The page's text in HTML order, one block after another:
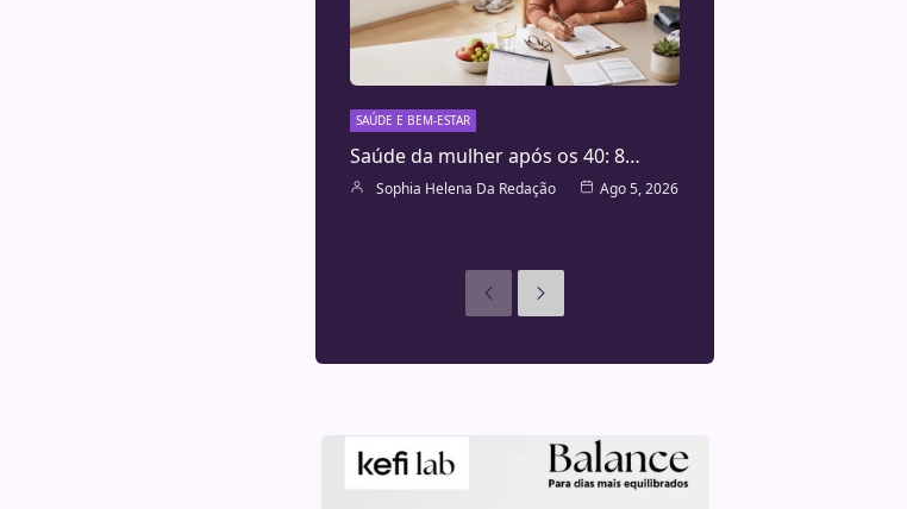
SAÚDE E BEM-ESTAR
Saúde da mulher após os 40: 8…
Sophia Helena Da Redação Ago 5, 2026
AnterioresSeguinte